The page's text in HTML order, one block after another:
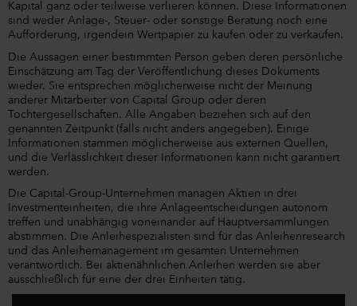
Kapital ganz oder teilweise verlieren können. Diese Informationen
sind weder Anlage-, Steuer- oder sonstige Beratung noch eine
Aufforderung, irgendein Wertpapier zu kaufen oder zu verkaufen.
Die Aussagen einer bestimmten Person geben deren persönliche
Einschätzung am Tag der Veröffentlichung dieses Dokuments
wieder. Sie entsprechen möglicherweise nicht der Meinung
anderer Mitarbeiter von Capital Group oder deren
Tochtergesellschaften. Alle Angaben beziehen sich auf den
genannten Zeitpunkt (falls nicht anders angegeben). Einige
Informationen stammen möglicherweise aus externen Quellen,
und die Verlässlichkeit dieser Informationen kann nicht garantiert
werden.
Die Capital-Group-Unternehmen managen Aktien in drei
Investmenteinheiten, die ihre Anlageentscheidungen autonom
treffen und unabhängig voneinander auf Hauptversammlungen
abstimmen. Die Anleihespezialisten sind für das Anleihenresearch
und das Anleihemanagement im gesamten Unternehmen
verantwortlich. Bei aktienähnlichen Anleihen werden sie aber
ausschließlich für eine der drei Einheiten tätig.